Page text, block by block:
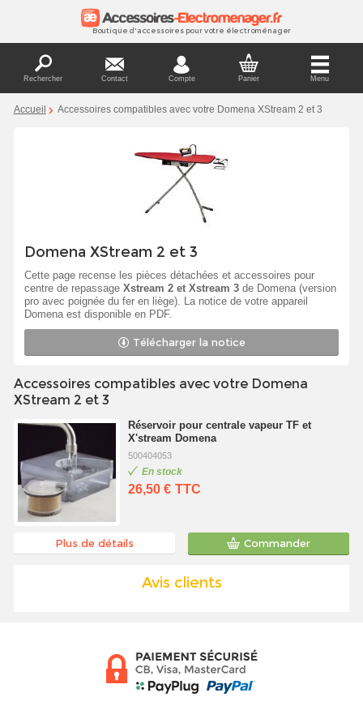
Boutique d'accessoires pour votre électroménager
Rechercher Contact Compte Panier Menu
Accueil Accessoires compatibles avec votre Domena XStream 2 et 3
Domena XStream 2 et 3
Cette page recense les pièces détachées et accessoires pour
centre de repassage Xstream 2 et Xstream 3de Domena (version
pro avec poignée du fer en liège). La notice de votre appareil
Domena est disponible en PDF.
Télécharger la notice
Accessoires compatibles avec votre Domena
XStream 2 et 3
Réservoir pour centrale vapeur TF et
X'stream Domena
500404053
En stock
26,50 € TTC
Plus de détails Commander
Avis clients